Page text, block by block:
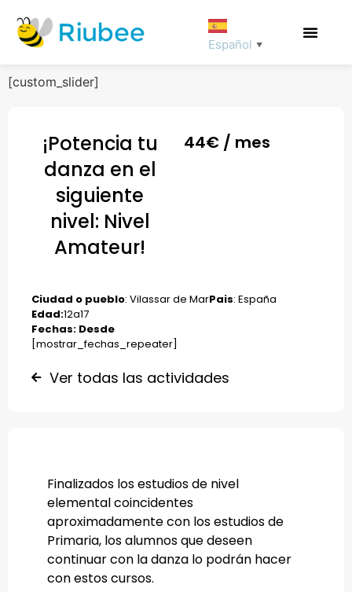
Español ▼
[custom_slider]
¡Potencia tu
danza en el
siguiente
nivel: Nivel
Amateur!
44€ / mes
Ciudad o pueblo: Vilassar de MarPais: España
Edad:12a17
Fechas: Desde
[mostrar_fechas_repeater]
Ver todas las actividades
Finalizados los estudios de nivel
elemental coincidentes
aproximadamente con los estudios de
Primaria, los alumnos que deseen
continuar con la danza lo podrán hacer
con estos cursos.